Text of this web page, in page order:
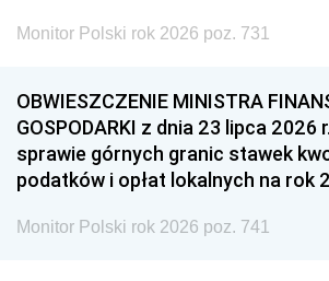
Monitor Polski rok 2026 poz. 731
OBWIESZCZENIE MINISTRA
GOSPODARKI z dnia 23 lipca 2026
sprawie górnych granic stawek
podatków i opłat lokalnych na rok
Monitor Polski rok 2026 poz. 741